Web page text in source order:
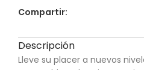
Compartir:
Descripción
Lleve su placer a nuevos